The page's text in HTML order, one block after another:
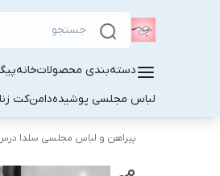
دسته‌بندی محصولاتخانه
لباس مجلسی پوشیدهدامنکت
پیراهن و لباس مجلسی سلدا